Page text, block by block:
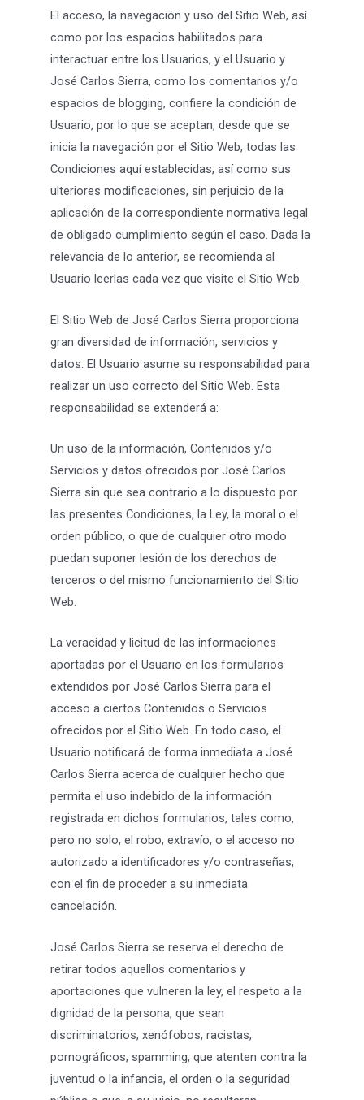
El acceso, la navegación y uso del Sitio Web, así
como por los espacios habilitados para
interactuar entre los Usuarios, y el Usuario y
José Carlos Sierra, como los comentarios y/o
espacios de blogging, confiere la condición de
Usuario, por lo que se aceptan, desde que se
inicia la navegación por el Sitio Web, todas las
Condiciones aquí establecidas, así como sus
ulteriores modificaciones, sin perjuicio de la
aplicación de la correspondiente normativa legal
de obligado cumplimiento según el caso. Dada la
relevancia de lo anterior, se recomienda al
Usuario leerlas cada vez que visite el Sitio Web.
El Sitio Web de José Carlos Sierra proporciona
gran diversidad de información, servicios y
datos. El Usuario asume su responsabilidad para
realizar un uso correcto del Sitio Web. Esta
responsabilidad se extenderá a:
Un uso de la información, Contenidos y/o
Servicios y datos ofrecidos por José Carlos
Sierra sin que sea contrario a lo dispuesto por
las presentes Condiciones, la Ley, la moral o el
orden público, o que de cualquier otro modo
puedan suponer lesión de los derechos de
terceros o del mismo funcionamiento del Sitio
Web.
La veracidad y licitud de las informaciones
aportadas por el Usuario en los formularios
extendidos por José Carlos Sierra para el
acceso a ciertos Contenidos o Servicios
ofrecidos por el Sitio Web. En todo caso, el
Usuario notificará de forma inmediata a José
Carlos Sierra acerca de cualquier hecho que
permita el uso indebido de la información
registrada en dichos formularios, tales como,
pero no solo, el robo, extravío, o el acceso no
autorizado a identificadores y/o contraseñas,
con el fin de proceder a su inmediata
cancelación.
José Carlos Sierra se reserva el derecho de
retirar todos aquellos comentarios y
aportaciones que vulneren la ley, el respeto a la
dignidad de la persona, que sean
discriminatorios, xenófobos, racistas,
pornográficos, spamming, que atenten contra la
juventud o la infancia, el orden o la seguridad